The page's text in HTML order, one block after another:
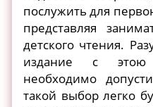
послужить для
представляя
детского чтения.
издание с этою
необходимо
такой выбор легко